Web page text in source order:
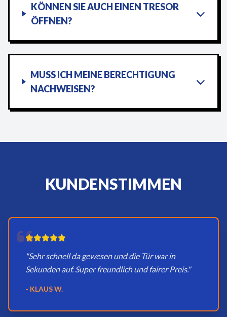
KÖNNEN SIE AUCH EINEN TRESOR
ÖFFNEN?
MUSS ICH MEINE BERECHTIGUNG
NACHWEISEN?
KUNDENSTIMMEN
"Sehr schnell da gewesen und die Tür war in
Sekunden auf. Super freundlich und fairer Preis."
- KLAUS W.